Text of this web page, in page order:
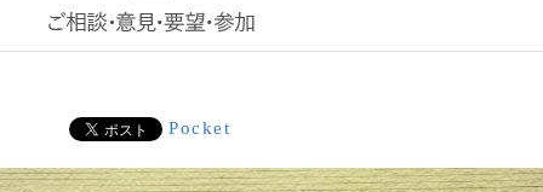
contact
Pocket